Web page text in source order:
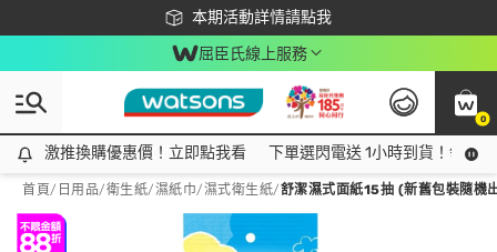
本期活動詳情請點我
下載app最高回饋$350
屈臣氏線上服務
0
激推換購優惠價！立即點我看
激推換購優惠價！立即點我看 下單選閃電送 1小時到貨！領神
首頁/ 日用品/衛生紙/濕紙巾/濕式衛生紙/舒潔濕式面紙15抽 (新舊包裝隨機